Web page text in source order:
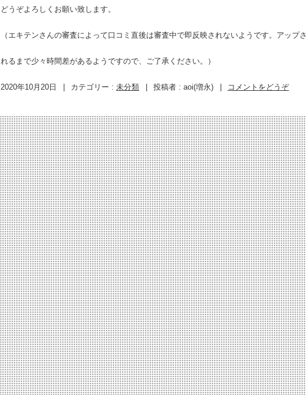
どうぞよろしくお願い致します。
（エキテンさんの審査によって口コミ直後は審査中で即反映されないようです。アップさ
れるまで少々時間差があるようですので、ご了承ください。）
2020年10月20日 カテゴリー : 未分類 投稿者 : aoi(増永) コメントをどうぞ